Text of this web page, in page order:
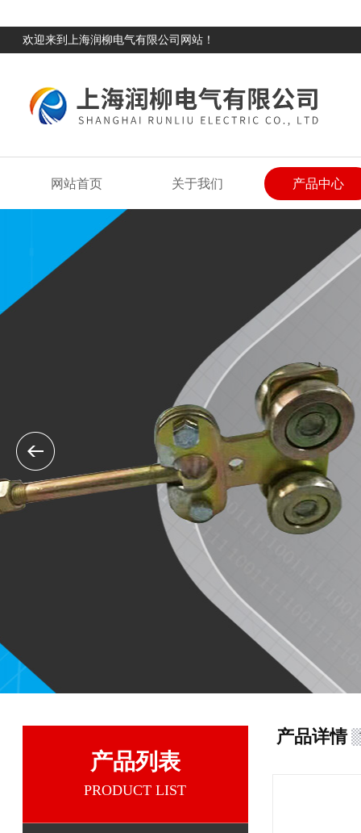
欢迎来到上海润柳电气有限公司网站！
网站首页 关于我们 产品中心
产品列表
PRODUCT LIST
产品详情